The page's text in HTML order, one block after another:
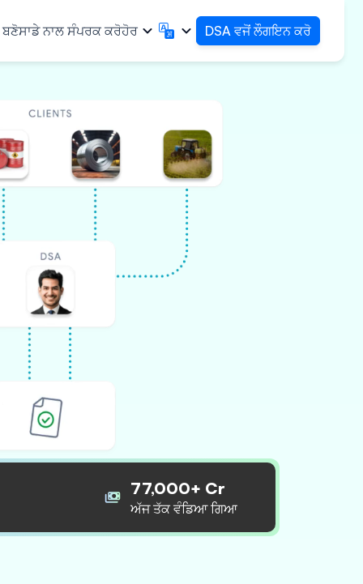
ਮੈਡੀਕਲ
ਉਪਕਰਣ
ਬਣੋਸਾਡੇ ਨਾਲ ਸੰਪਰਕ ਕਰੋਹੋਰ
हिन्दी
Hindi
ગુજરાતી
Gujarati
ଓଡ଼ିଆ
Oriya
தமிழ்
বাংলা
Bengali
ਪੰਜਾਬੀ
Punjabi
✓
ಕನ್ನಡ
Kannada
മലയാളം
Malayalam
DSA ਵਜੋਂ ਲੌਗਇਨ ਕਰੋ
77,000+ Cr
ਅੱਜ ਤੱਕ ਵੰਡਿਆ ਗਿਆ